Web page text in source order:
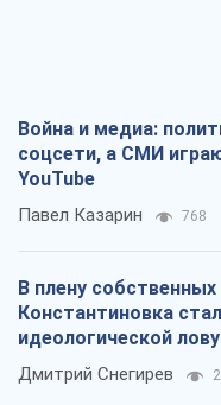
Война и медиа:
соцсети, а СМИ
YouTube
Павел Казарин 768
В плену
Константиновка
идеологической
российских
Дмитрий Снегирев